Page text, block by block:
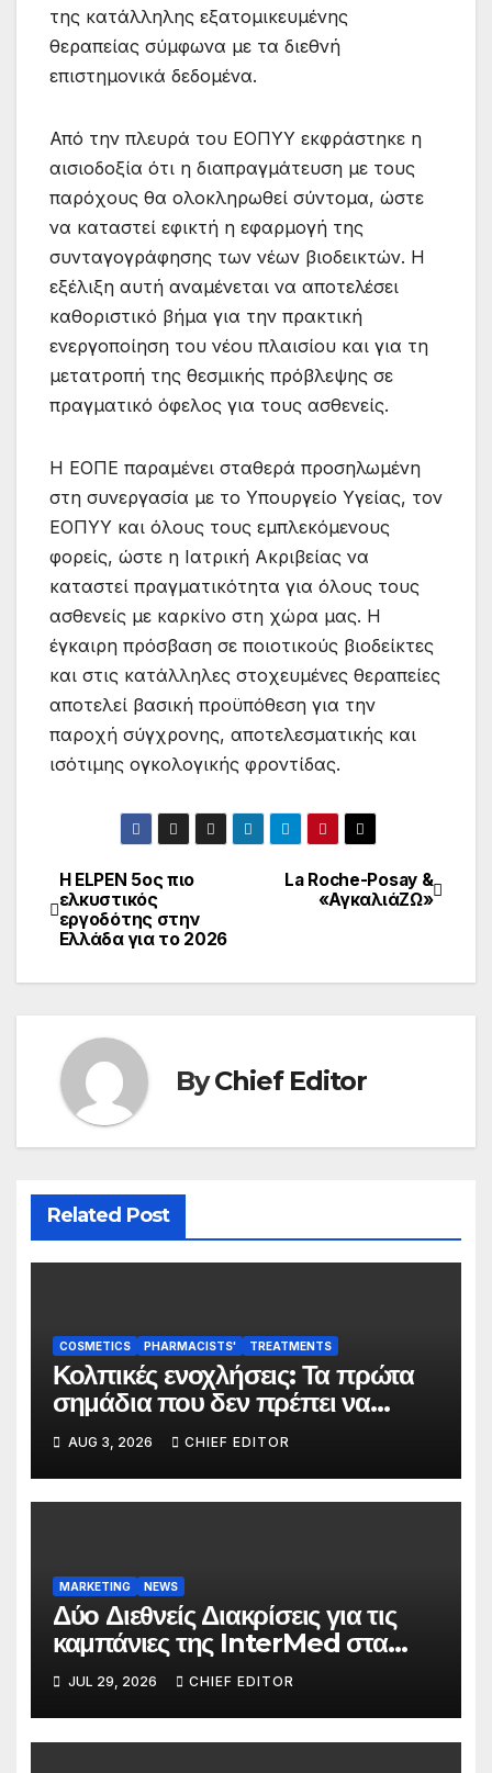
της κατάλληλης εξατομικευμένης
θεραπείας σύμφωνα με τα διεθνή
επιστημονικά δεδομένα.
Από την πλευρά του ΕΟΠΥΥ εκφράστηκε η
αισιοδοξία ότι η διαπραγμάτευση με τους
παρόχους θα ολοκληρωθεί σύντομα, ώστε
να καταστεί εφικτή η εφαρμογή της
συνταγογράφησης των νέων βιοδεικτών. Η
εξέλιξη αυτή αναμένεται να αποτελέσει
καθοριστικό βήμα για την πρακτική
ενεργοποίηση του νέου πλαισίου και για τη
μετατροπή της θεσμικής πρόβλεψης σε
πραγματικό όφελος για τους ασθενείς.
Η ΕΟΠΕ παραμένει σταθερά προσηλωμένη
στη συνεργασία με το Υπουργείο Υγείας, τον
ΕΟΠΥΥ και όλους τους εμπλεκόμενους
φορείς, ώστε η Ιατρική Ακριβείας να
καταστεί πραγματικότητα για όλους τους
ασθενείς με καρκίνο στη χώρα μας. Η
έγκαιρη πρόσβαση σε ποιοτικούς βιοδείκτες
και στις κατάλληλες στοχευμένες θεραπείες
αποτελεί βασική προϋπόθεση για την
παροχή σύγχρονης, αποτελεσματικής και
ισότιμης ογκολογικής φροντίδας.
Post
navigation
La Roche-Posay &
«ΑγκαλιάΖΩ»
Η ΕLPEN 5ος πιο
ελκυστικός
εργοδότης στην
Ελλάδα για το 2026
ByChief Editor
Related Post
COSMETICS PHARMACISTS' TREATMENTS
Κολπικές ενοχλήσεις: Τα πρώτα
σημάδια που δεν πρέπει να
αγνοούνται
AUG 3, 2026 CHIEF EDITOR
MARKETING NEWS
Δύο Διεθνείς Διακρίσεις για τις
καμπάνιες της InterMed στα
FOOH Awards 2026
JUL 29, 2026 CHIEF EDITOR